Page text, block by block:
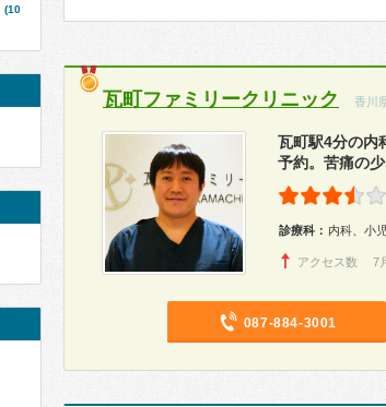
瓦町ファミリークリニック 香川
瓦町駅4分の内
予約。苦痛の
診療科： 内科、小
アクセス数 7
087-884-3001
(10